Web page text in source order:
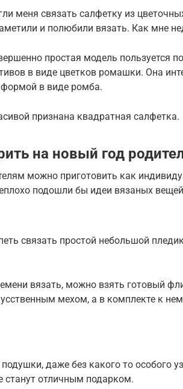
меня связать салфетку из
и полюбили вязать. Как мне
простая модель пользуется
в виде цветков ромашки. Она
в виде ромба.
признана квадратная салфетка.
на новый год
можно приготовить как
подошли бы идеи вязаных
связать простой небольшой
вязать, можно взять готовый
мехом, а в комплекте к
даже без какого то особого
станут отличным подарком.